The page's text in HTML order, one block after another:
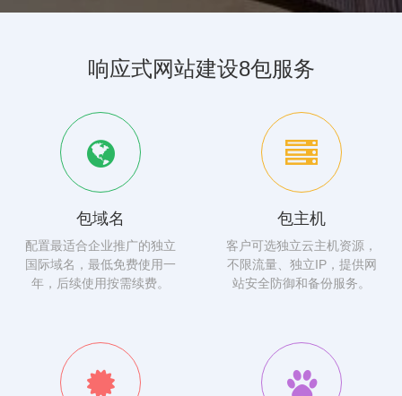
响应式网站建设8包服务
包域名
配置最适合企业推广的独立
国际域名，最低免费使用一
年，后续使用按需续费。
包主机
客户可选独立云主机资源，
不限流量、独立IP，提供网
站安全防御和备份服务。